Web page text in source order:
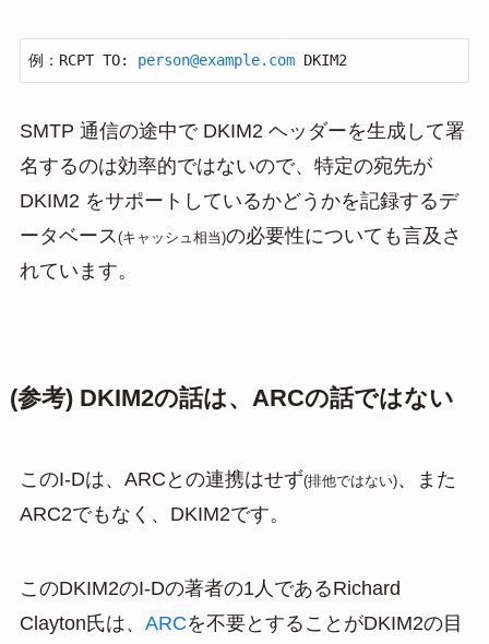
例：RCPT TO: person@example.com DKIM2
SMTP 通信の途中で DKIM2 ヘッダーを生成して署
名するのは効率的ではないので、特定の宛先が
DKIM2 をサポートしているかどうかを記録するデ
ータベース(キャッシュ相当)の必要性についても言及さ
れています。
(参考) DKIM2の話は、ARCの話ではない
このI-Dは、ARCとの連携はせず(排他ではない)、また
ARC2でもなく、DKIM2です。
このDKIM2のI-Dの著者の1人であるRichard
Clayton氏は、 ARCを不要とすることがDKIM2の目